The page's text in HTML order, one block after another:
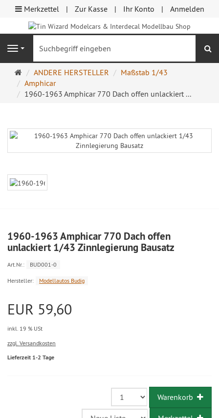
Merkzettel Zur Kasse Ihr Konto Anmelden
Navigation
Startseite
ANDERE HERSTELLER
Maßstab 1/43
Amphicar
1960-1963 Amphicar 770 Dach offen unlackiert ...
1960-1963 Amphicar 770 Dach offen
unlackiert 1/43 Zinnlegierung Bausatz
Art.Nr.: BUD001-0
Hersteller: Modellautos Budig
EUR 59,60
inkl. 19 % USt
zzgl. Versandkosten
Lieferzeit 1-2 Tage
Warenkorb